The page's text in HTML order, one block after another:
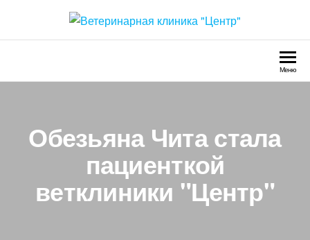
содержимомуВетеринарная клиника
Круглосуточно
Меню
Обезьяна Чита стала
пациенткой
ветклиники "Центр"